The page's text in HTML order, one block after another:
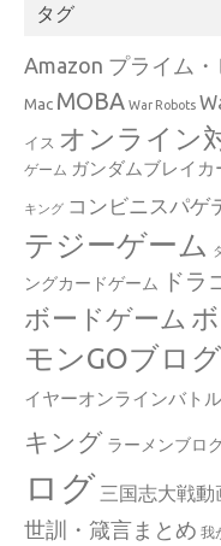
タグ
Amazon プライム・
Mac MOBA War Robots
イス オンライン
ゲーム ガンダムブレイ
キング コンビニスパゲ
テジーゲーム
ングカードゲーム
ドラ
ボードゲーム
モンGOブログ
イヤーオンラインバト
キング ラーメンブロ
ログ 三国志大戦動
世訓・箴言まとめ 我